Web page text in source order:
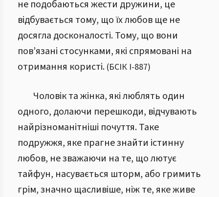
не подобаються жести дружини, це
відбувається тому, що їх любов ще не
досягла досконалості. Тому, що вони
пов’язані стосунками, які спрямовані на
отримання користі. (БСІК І-887)
Чоловік та жінка, які люблять один
одного, долаючи перешкоди, відчувають
найрізноманітніші почуття. Таке
подружжя, яке прагне знайти істинну
любов, не зважаючи на те, що лютує
тайфун, насувається шторм, або гримить
грім, значно щасливіше, ніж те, яке живе